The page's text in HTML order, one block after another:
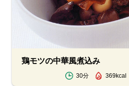
鶏モツの中華風煮込み
30分 369kcal